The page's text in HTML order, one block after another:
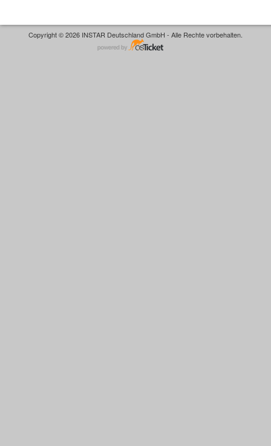
Copyright © 2026 INSTAR Deutschland GmbH - Alle Rechte vorbehalten.